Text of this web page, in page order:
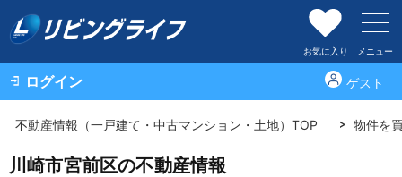
お気に入り メニュー
ログイン ゲスト
不動産情報（一戸建て・中古マンション・土地）TOP 物件を
川崎市宮前区の不動産情報